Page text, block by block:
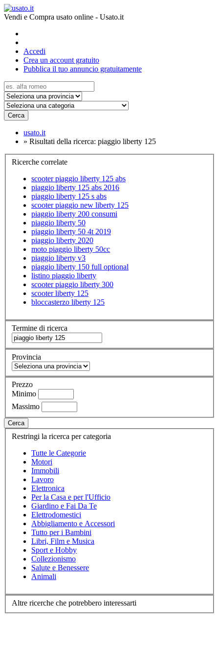
Vendi e Compra usato online - Usato.it
Accedi
Crea un account gratuito
Pubblica il tuo annuncio gratuitamente
Cerca
usato.it
» Risultati della ricerca: piaggio liberty 125
Ricerche correlate
scooter piaggio liberty 125 abs
piaggio liberty 125 abs 2016
piaggio liberty 125 s abs
scooter piaggio new liberty 125
piaggio liberty 200 consumi
piaggio liberty 50
piaggio liberty 50 4t 2019
piaggio liberty 2020
moto piaggio liberty 50cc
piaggio liberty v3
piaggio liberty 150 full optional
listino piaggio liberty
scooter piaggio liberty 300
scooter liberty 125
bloccasterzo liberty 125
Termine di ricerca
Provincia
Prezzo
Minimo
Massimo
Cerca
Restringi la ricerca per categoria
Tutte le Categorie
Motori
Immobili
Lavoro
Elettronica
Per la Casa e per l'Ufficio
Giardino e Fai Da Te
Elettrodomestici
Abbigliamento e Accessori
Tutto per i Bambini
Libri, Film e Musica
Sport e Hobby
Collezionismo
Salute e Benessere
Animali
Altre ricerche che potrebbero interessarti